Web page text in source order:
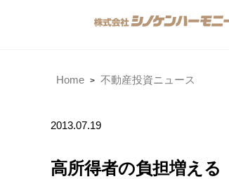
Home 不動産投資ニュース
2013.07.19
高所得者の負担増える